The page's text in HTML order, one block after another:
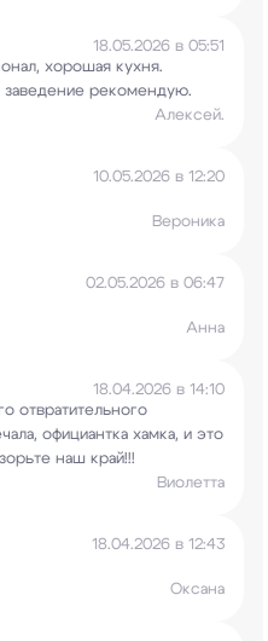
18.05.2026 в 05:51
хорошая кухня.
рекомендую.
Алексей.
10.05.2026 в 12:20
Вероника
02.05.2026 в 06:47
Анна
18.04.2026 в 14:10
отвратительного
официантка хамка, и это
наш край!!!
Виолетта
18.04.2026 в 12:43
Оксана